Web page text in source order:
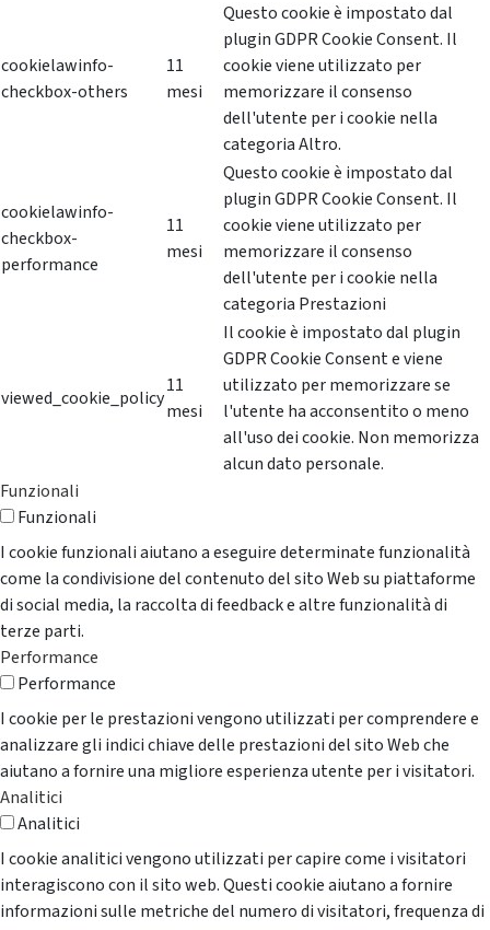
cookielawinfo-
checkbox-others
11
mesi
Questo cookie è impostato dal
plugin GDPR Cookie Consent. Il
cookie viene utilizzato per
memorizzare il consenso
dell'utente per i cookie nella
categoria Altro.
cookielawinfo-
checkbox-
performance
11
mesi
Questo cookie è impostato dal
plugin GDPR Cookie Consent. Il
cookie viene utilizzato per
memorizzare il consenso
dell'utente per i cookie nella
categoria Prestazioni
viewed_cookie_policy
11
mesi
Il cookie è impostato dal plugin
GDPR Cookie Consent e viene
utilizzato per memorizzare se
l'utente ha acconsentito o meno
all'uso dei cookie. Non memorizza
alcun dato personale.
Funzionali
Funzionali
I cookie funzionali aiutano a eseguire determinate funzionalità
come la condivisione del contenuto del sito Web su piattaforme
di social media, la raccolta di feedback e altre funzionalità di
terze parti.
Performance
Performance
I cookie per le prestazioni vengono utilizzati per comprendere e
analizzare gli indici chiave delle prestazioni del sito Web che
aiutano a fornire una migliore esperienza utente per i visitatori.
Analitici
Analitici
I cookie analitici vengono utilizzati per capire come i visitatori
interagiscono con il sito web. Questi cookie aiutano a fornire
informazioni sulle metriche del numero di visitatori, frequenza di